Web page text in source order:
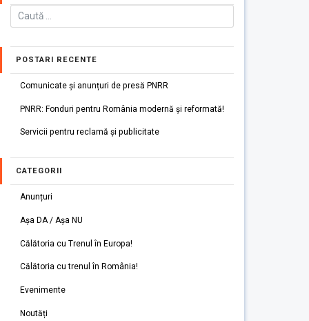
POSTARI RECENTE
Comunicate și anunțuri de presă PNRR
PNRR: Fonduri pentru România modernă și reformată!
Servicii pentru reclamă și publicitate
CATEGORII
Anunțuri
Așa DA / Așa NU
Călătoria cu Trenul în Europa!
Călătoria cu trenul în România!
Evenimente
Noutăți